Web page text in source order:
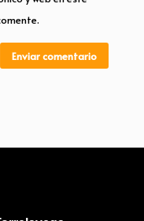
Enviar comentario